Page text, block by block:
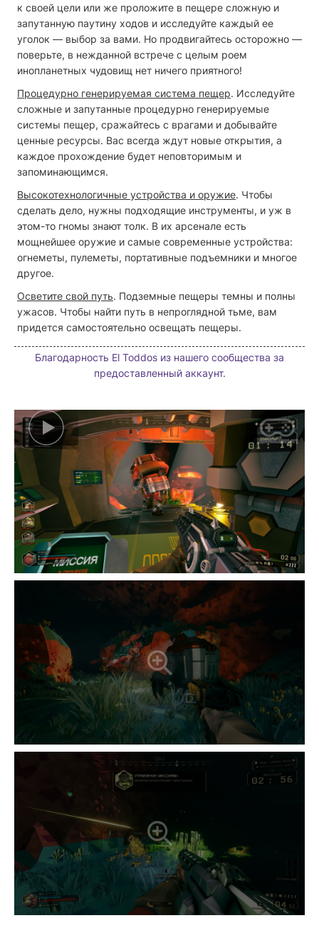
к своей цели или же проложите в пещере сложную и
запутанную паутину ходов и исследуйте каждый ее
уголок — выбор за вами. Но продвигайтесь осторожно —
поверьте, в нежданной встрече с целым роем
инопланетных чудовищ нет ничего приятного!
Процедурно генерируемая система пещер. Исследуйте
сложные и запутанные процедурно генерируемые
системы пещер, сражайтесь с врагами и добывайте
ценные ресурсы. Вас всегда ждут новые открытия, а
каждое прохождение будет неповторимым и
запоминающимся.
Высокотехнологичные устройства и оружие. Чтобы
сделать дело, нужны подходящие инструменты, и уж в
этом-то гномы знают толк. В их арсенале есть
мощнейшее оружие и самые современные устройства:
огнеметы, пулеметы, портативные подъемники и многое
другое.
Осветите свой путь. Подземные пещеры темны и полны
ужасов. Чтобы найти путь в непроглядной тьме, вам
придется самостоятельно освещать пещеры.
Благодарность El Toddos из нашего сообщества за
предоставленный аккаунт.